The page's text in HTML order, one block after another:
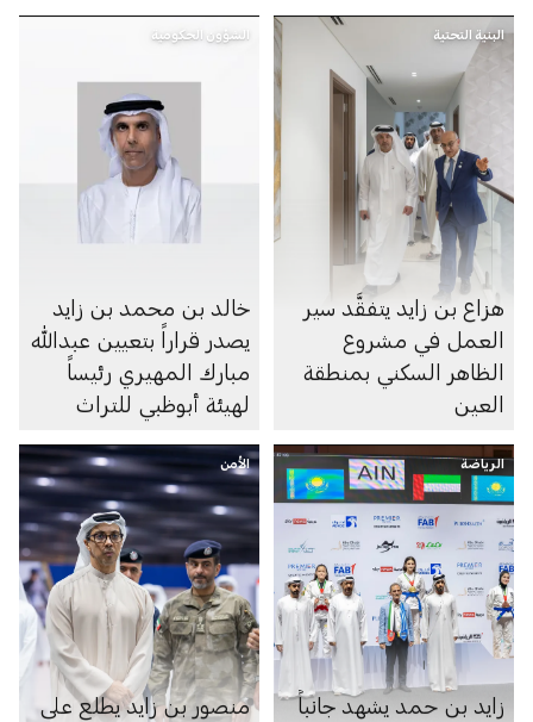
البنية التحتية
هزاع بن زايد يتفقَّد سير
العمل في مشروع
الظاهر السكني بمنطقة
العين
الشؤون الحكومية
خالد بن محمد بن زايد
يصدر قراراً بتعيين عبدالله
مبارك المهيري رئيساً
لهيئة أبوظبي للتراث
الرياضة
زايد بن حمد يشهد جانباً
الأمن
منصور بن زايد يطلع على